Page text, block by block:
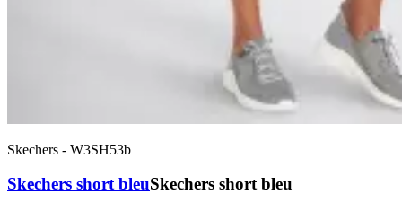
Skechers - W3SH53b
Skechers short bleuSkechers short bleu